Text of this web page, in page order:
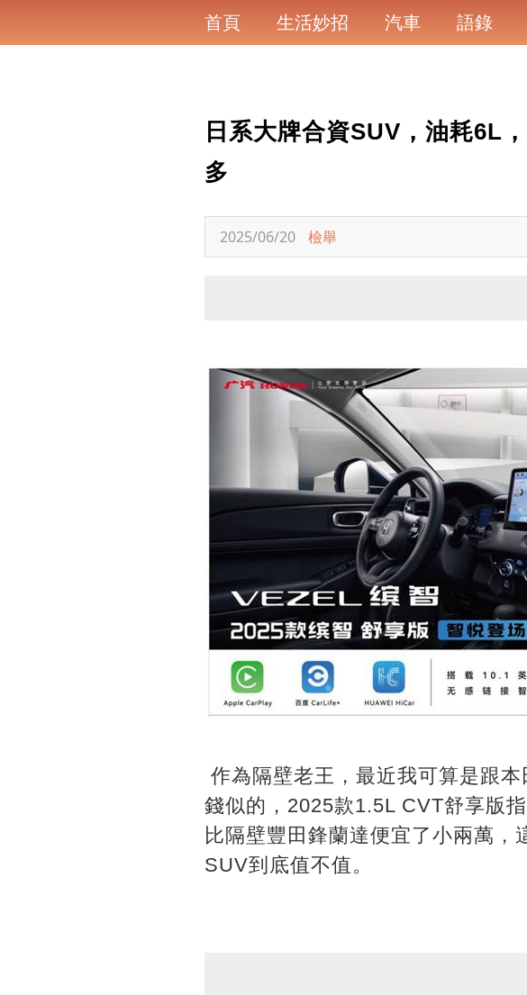
首頁 生活妙招 汽車 語錄
日系大牌合資SUV，油耗6L
多
2025/06/20 檢舉
作為隔壁老王，最近我可算是跟
錢似的，2025款1.5L CVT舒享版
比隔壁豐田鋒蘭達便宜了小兩萬
SUV到底值不值。